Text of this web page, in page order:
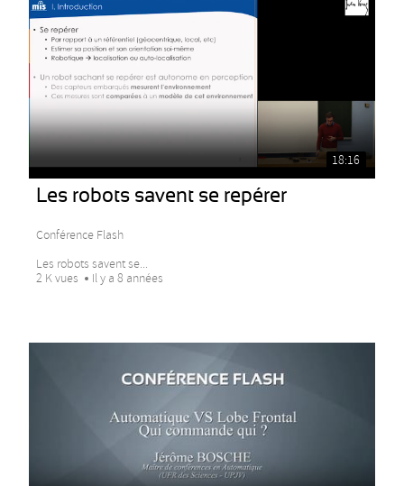
18:16
Les robots savent se repérer
Conférence Flash
Les robots savent se...
2 K vues
Il y a 8 années